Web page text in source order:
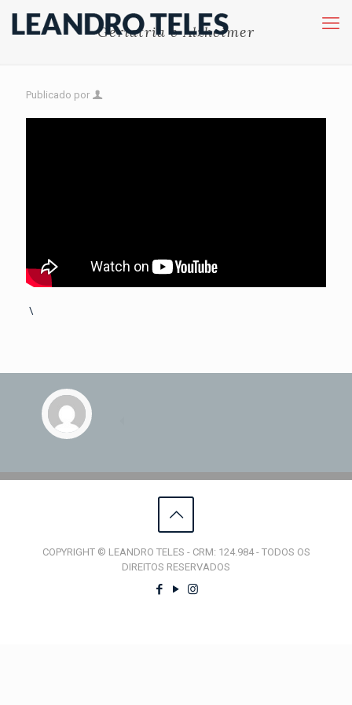
Geriatria e Alzheimer
Publicado por
\
COPYRIGHT © LEANDRO TELES - CRM: 124.984 - TODOS OS
DIREITOS RESERVADOS